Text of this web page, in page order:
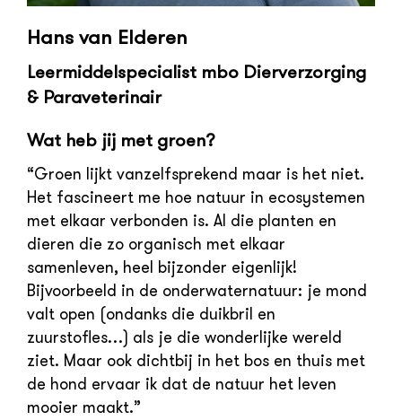
Hans van Elderen
Leermiddelspecialist mbo Dierverzorging
& Paraveterinair
Wat heb jij met groen?
“Groen lijkt vanzelfsprekend maar is het niet.
Het fascineert me hoe natuur in ecosystemen
met elkaar verbonden is. Al die planten en
dieren die zo organisch met elkaar
samenleven, heel bijzonder eigenlijk!
Bijvoorbeeld in de onderwaternatuur: je mond
valt open (ondanks die duikbril en
zuurstofles…) als je die wonderlijke wereld
ziet. Maar ook dichtbij in het bos en thuis met
de hond ervaar ik dat de natuur het leven
mooier maakt.”